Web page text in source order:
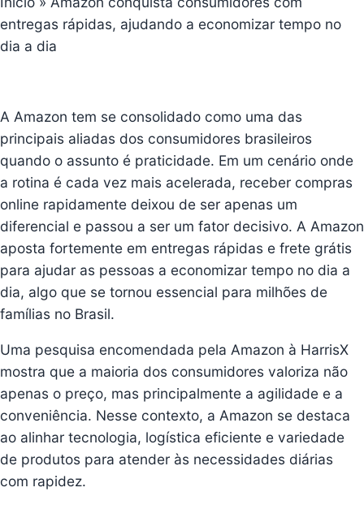
entregas rápidas, ajudando a economizar tempo no
dia a dia
A Amazon tem se consolidado como uma das
principais aliadas dos consumidores brasileiros
quando o assunto é praticidade. Em um cenário onde
a rotina é cada vez mais acelerada, receber compras
online rapidamente deixou de ser apenas um
diferencial e passou a ser um fator decisivo. A Amazon
aposta fortemente em entregas rápidas e frete grátis
para ajudar as pessoas a economizar tempo no dia a
dia, algo que se tornou essencial para milhões de
famílias no Brasil.
Uma pesquisa encomendada pela Amazon à HarrisX
mostra que a maioria dos consumidores valoriza não
apenas o preço, mas principalmente a agilidade e a
conveniência. Nesse contexto, a Amazon se destaca
ao alinhar tecnologia, logística eficiente e variedade
de produtos para atender às necessidades diárias
com rapidez.